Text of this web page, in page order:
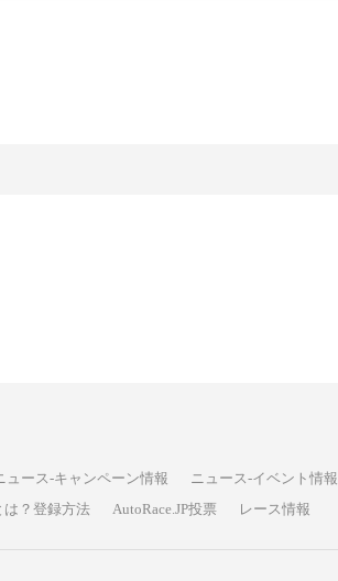
ュース-キャンペーン情報
ニュース-イベント情報
は？登録方法 AutoRace.JP投票 レース情報